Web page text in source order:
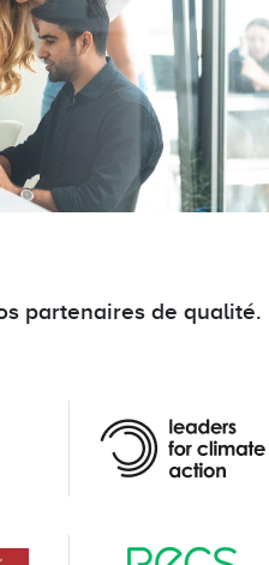
partenaires de qualité.